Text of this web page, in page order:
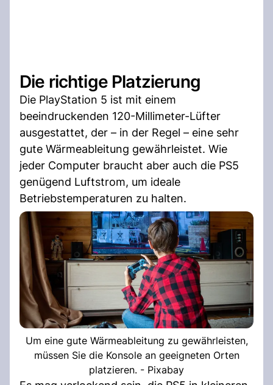
Die richtige Platzierung
Die PlayStation 5 ist mit einem
beeindruckenden 120-Millimeter-Lüfter
ausgestattet, der – in der Regel – eine sehr
gute Wärmeableitung gewährleistet. Wie
jeder Computer braucht aber auch die PS5
genügend Luftstrom, um ideale
Betriebstemperaturen zu halten.
Um eine gute Wärmeableitung zu gewährleisten,
müssen Sie die Konsole an geeigneten Orten
platzieren. - Pixabay